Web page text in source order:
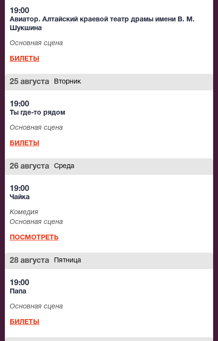
19:00
Авиатор. Алтайский краевой театр драмы имени В. М.
Шукшина
Основная сцена
БИЛЕТЫ
25 августа Вторник
19:00
Ты где-то рядом
Основная сцена
БИЛЕТЫ
26 августа Среда
19:00
Чайка
Комедия
Основная сцена
ПОСМОТРЕТЬ
28 августа Пятница
19:00
Папа
Основная сцена
БИЛЕТЫ